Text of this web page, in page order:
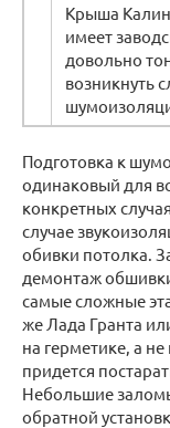
Крыша
имеет
довольно
возникнуть
Подготовка к
одинаковый для
конкретных
случае
обивки потолка.
демонтаж
самые сложные
же Лада Гранта
на герметике, а
придется
Небольшие
обратной